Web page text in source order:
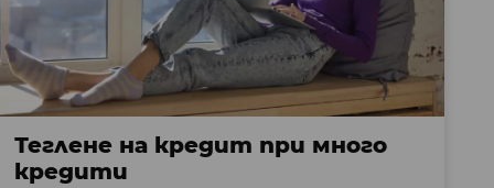
Теглене на кредит при много
кредити